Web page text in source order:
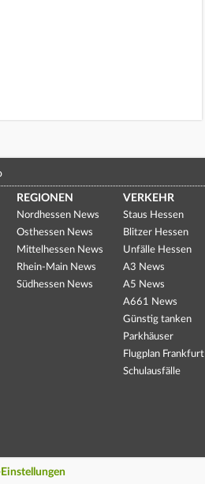
REGIONEN
Nordhessen News
Osthessen News
Mittelhessen News
Rhein-Main News
Südhessen News
VERKEHR
Staus Hessen
Blitzer Hessen
Unfälle Hessen
A3 News
A5 News
A661 News
Günstig tanken
Parkhäuser
Flugplan Frankfurt
Schulausfälle